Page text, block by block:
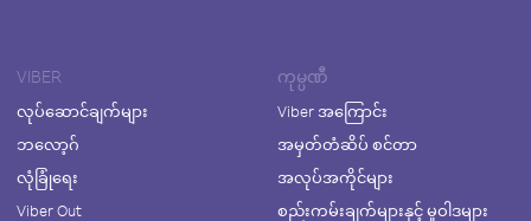
VIBER
လုပ်ဆောင်ချက်များ
ဘလော့ဂ်
လုံခြုံရေး
Viber Out
ကုမ္ပဏီ
Viber အကြောင်း
အမှတ်တံဆိပ် စင်တာ
အလုပ်အကိုင်များ
စည်းကမ်းချက်များနှင့် မူဝါဒများ